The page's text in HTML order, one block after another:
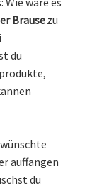
Brausezu
du
auffangen
du